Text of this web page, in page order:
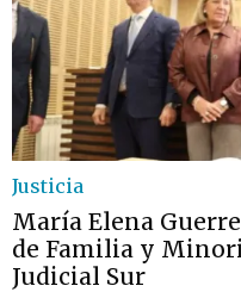
Justicia
María Elena
de Familia y
Judicial Sur